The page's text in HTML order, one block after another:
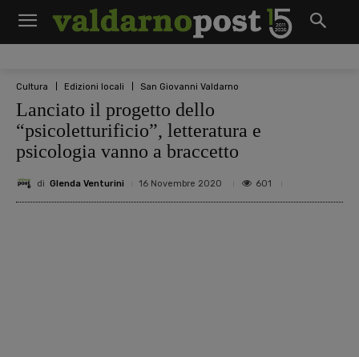
Cultura Edizioni locali San Giovanni Valdarno
Lanciato il progetto dello
“psicoletturificio”, letteratura e
psicologia vanno a braccetto
di Glenda Venturini 16 Novembre 2020 601